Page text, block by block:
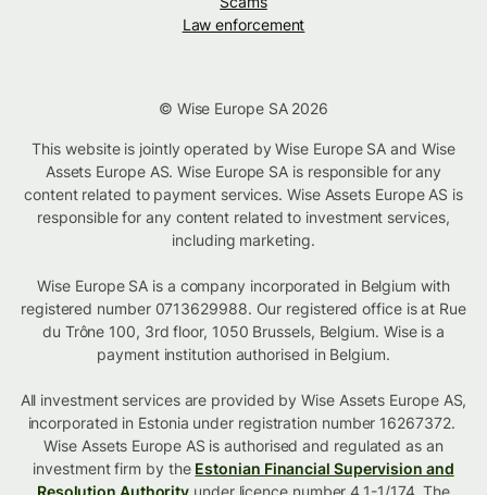
Law enforcement
© Wise Europe SA 2026
This website is jointly operated by Wise Europe SA and Wise
Assets Europe AS. Wise Europe SA is responsible for any
content related to payment services. Wise Assets Europe AS is
responsible for any content related to investment services,
including marketing.
Wise Europe SA is a company incorporated in Belgium with
registered number 0713629988. Our registered office is at Rue
du Trône 100, 3rd floor, 1050 Brussels, Belgium. Wise is a
payment institution authorised in Belgium.
All investment services are provided by Wise Assets Europe AS,
incorporated in Estonia under registration number 16267372.
Wise Assets Europe AS is authorised and regulated as an
investment firm by the Estonian Financial Supervision and
Resolution Authority under licence number 4.1-1/174. The